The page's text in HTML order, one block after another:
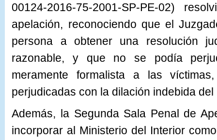
00124-2016-75-2001-SP-PE-02)
apelación, reconociendo que el
persona a obtener una resolución
razonable, y que no se podía
meramente formalista a las
perjudicadas con la dilación indebida
Además, la Segunda Sala Penal de
incorporar al Ministerio del Interior